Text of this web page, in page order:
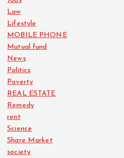
Law
Lifestyle
MOBILE PHONE
Mutual fund
News
Politics
Poverty
REAL ESTATE
Remedy
rent
Science
Share Market
society